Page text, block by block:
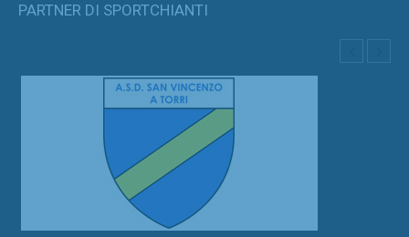
PARTNER DI SPORTCHIANTI